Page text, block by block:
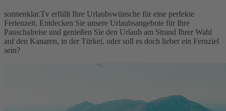
sonnenklar.Tv erfüllt Ihre Urlaubswünsche für eine perfekte
Ferienzeit. Entdecken Sie unsere Urlaubsangebote für Ihre
Pauschalreise und genießen Sie den Urlaub am Strand Ihrer Wahl
auf den Kanaren, in der Türkei, oder soll es doch lieber ein Fernziel
sein?